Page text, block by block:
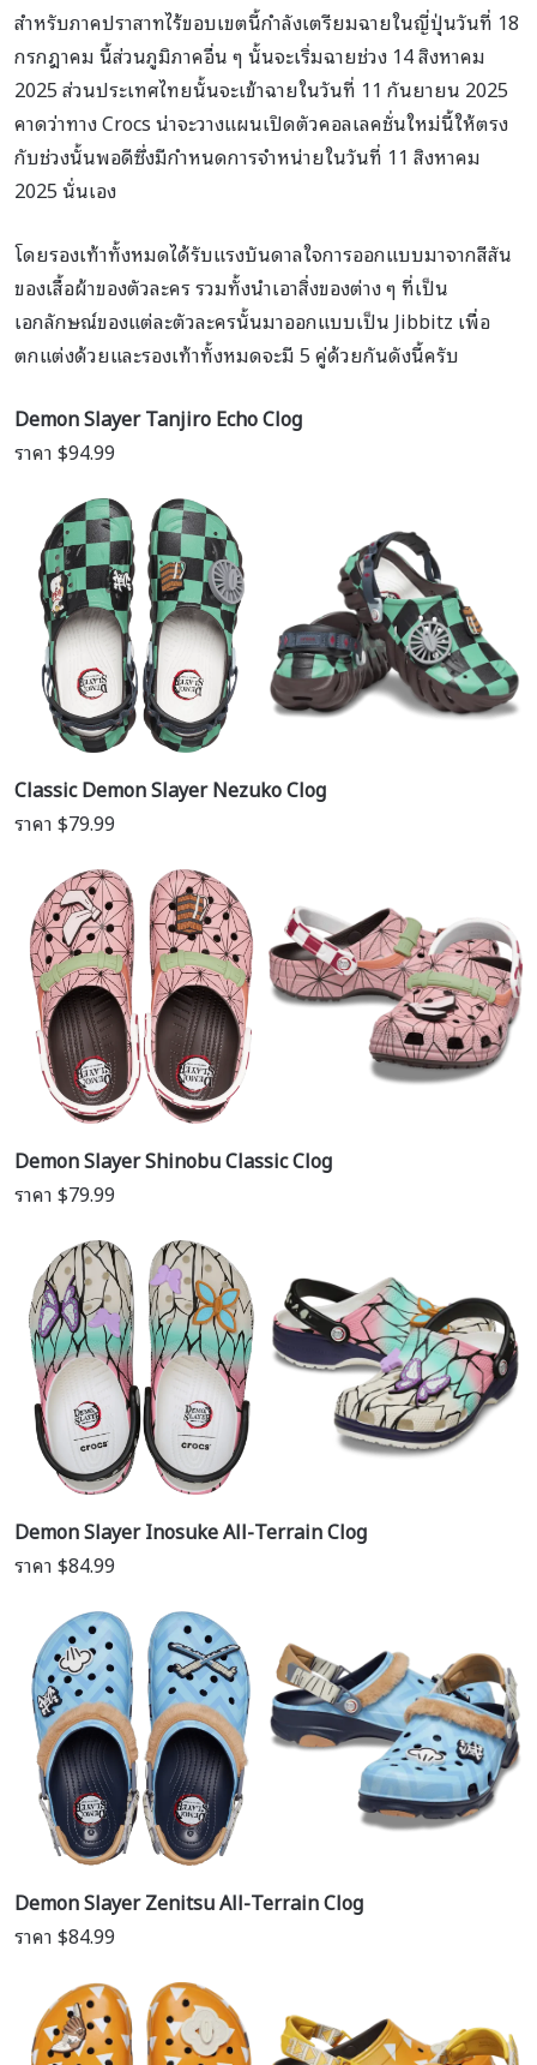
สำหรับภาคปราสาทไร้ขอบเขตนี้กำลังเตรียมฉายในญี่ปุ่นวันที่ 18
กรกฎาคม นี้ส่วนภูมิภาคอื่น ๆ นั้นจะเริ่มฉายช่วง 14 สิงหาคม
2025 ส่วนประเทศไทยนั้นจะเข้าฉายในวันที่ 11 กันยายน 2025
คาดว่าทาง Crocs น่าจะวางแผนเปิดตัวคอลเลคชั่นใหม่นี้ให้ตรง
กับช่วงนั้นพอดีซึ่งมีกำหนดการจำหน่ายในวันที่ 11 สิงหาคม
2025 นั่นเอง
โดยรองเท้าทั้งหมดได้รับแรงบันดาลใจการออกแบบมาจากสีสัน
ของเสื้อผ้าของตัวละคร รวมทั้งนำเอาสิ่งของต่าง ๆ ที่เป็น
เอกลักษณ์ของแต่ละตัวละครนั้นมาออกแบบเป็น Jibbitz เพื่อ
ตกแต่งด้วยและรองเท้าทั้งหมดจะมี 5 คู่ด้วยกันดังนี้ครับ
Demon Slayer Tanjiro Echo Clog
ราคา $94.99
Classic Demon Slayer Nezuko Clog
ราคา $79.99
Demon Slayer Shinobu Classic Clog
ราคา $79.99
Demon Slayer Inosuke All-Terrain Clog
ราคา $84.99
Demon Slayer Zenitsu All-Terrain Clog
ราคา $84.99